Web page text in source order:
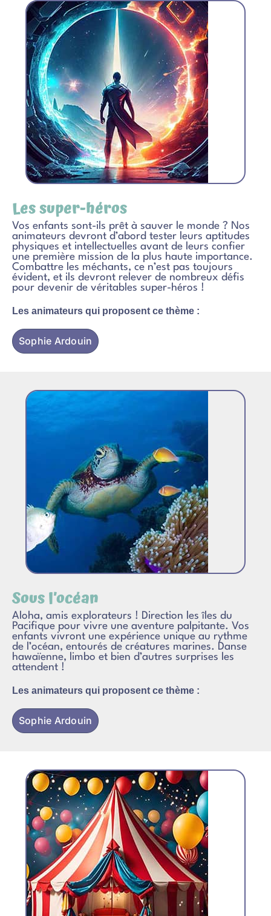
Les super-héros
Vos enfants sont-ils prêt à sauver le monde ? Nos
animateurs devront d’abord tester leurs aptitudes
physiques et intellectuelles avant de leurs confier
une première mission de la plus haute importance.
Combattre les méchants, ce n’est pas toujours
évident, et ils devront relever de nombreux défis
pour devenir de véritables super-héros !
Les animateurs qui proposent ce thème :
Sophie Ardouin
Sous l’océan
Aloha, amis explorateurs ! Direction les îles du
Pacifique pour vivre une aventure palpitante. Vos
enfants vivront une expérience unique au rythme
de l’océan, entourés de créatures marines. Danse
hawaïenne, limbo et bien d’autres surprises les
attendent !
Les animateurs qui proposent ce thème :
Sophie Ardouin